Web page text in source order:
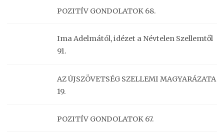
POZITÍV GONDOLATOK 68.
Ima Adelmától, idézet a Névtelen Szellemtől
91.
AZ ÚJSZÖVETSÉG SZELLEMI MAGYARÁZATA
19.
POZITÍV GONDOLATOK 67.